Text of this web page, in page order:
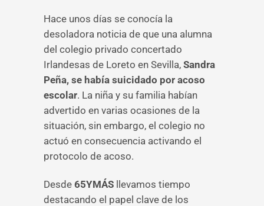
Hace unos días se conocía la
desoladora noticia de que una alumna
del colegio privado concertado
Irlandesas de Loreto en Sevilla, Sandra
Peña, se había suicidado por acoso
escolar. La niña y su familia habían
advertido en varias ocasiones de la
situación, sin embargo, el colegio no
actuó en consecuencia activando el
protocolo de acoso.
Desde 65YMÁS llevamos tiempo
destacando el papel clave de los